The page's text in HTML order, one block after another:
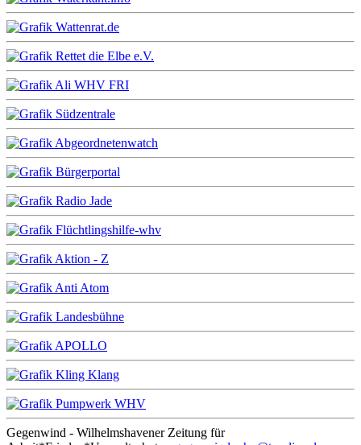
Gegenwind - Wilhelmshavener Zeitung für